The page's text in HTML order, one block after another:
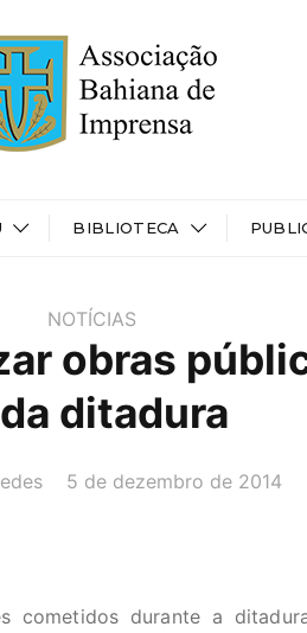
BIBLIOTECA
NOTÍCIAS
obras
ditadura
DATA:
5 de dezembro de 2014
cometidos durante a